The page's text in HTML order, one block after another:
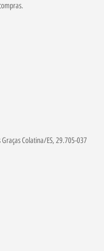
Colatina/ES, 29.705-037